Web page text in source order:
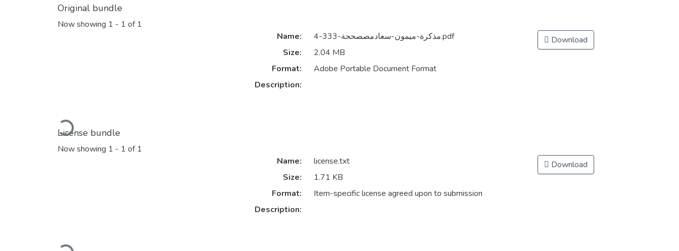
Original bundle
Now showing 1 - 1 of 1
Loading...
Name:
مذكرة-ميمون-سعادمصصححة-333-4.pdf
Size:
2.04 MB
Format:
Adobe Portable Document Format
Description:
Download
License bundle
Now showing 1 - 1 of 1
Name:
license.txt
Size:
1.71 KB
Format:
Item-specific license agreed upon to submission
Description:
Download